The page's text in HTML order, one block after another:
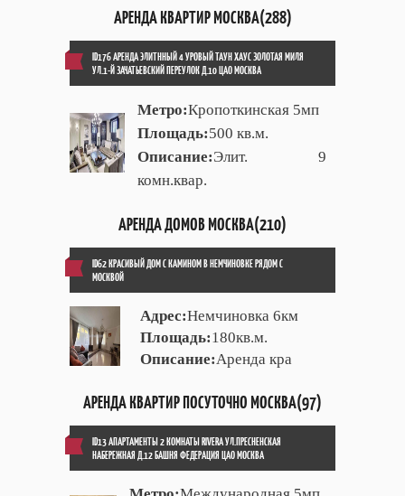
АРЕНДА КВАРТИР МОСКВА(288)
ID176 АРЕНДА ЭЛИТННЫЙ 4 УРОВЫЙ ТАУН ХАУС ЗОЛОТАЯ МИЛЯ
УЛ.1-Й ЗАЧАТЬЕВСКИЙ ПЕРЕУЛОК Д.10 ЦАО МОСКВА
Метро:Кропоткинская 5мп
Площадь:500 кв.м.
Описание:Элит. 9
комн.квар.
АРЕНДА ДОМОВ МОСКВА(210)
ID62 КРАСИВЫЙ ДОМ С КАМИНОМ В НЕМЧИНОВКЕ РЯДОМ С
МОСКВОЙ
Адрес:Немчиновка 6км
Площадь:180кв.м.
Описание:Аренда кра
АРЕНДА КВАРТИР ПОСУТОЧНО МОСКВА(97)
ID13 АПАРТАМЕНТЫ 2 КОМНАТЫ RIVERA УЛ.ПРЕСНЕНСКАЯ
НАБЕРЕЖНАЯ Д.12 БАШНЯ ФЕДЕРАЦИЯ ЦАО МОСКВА